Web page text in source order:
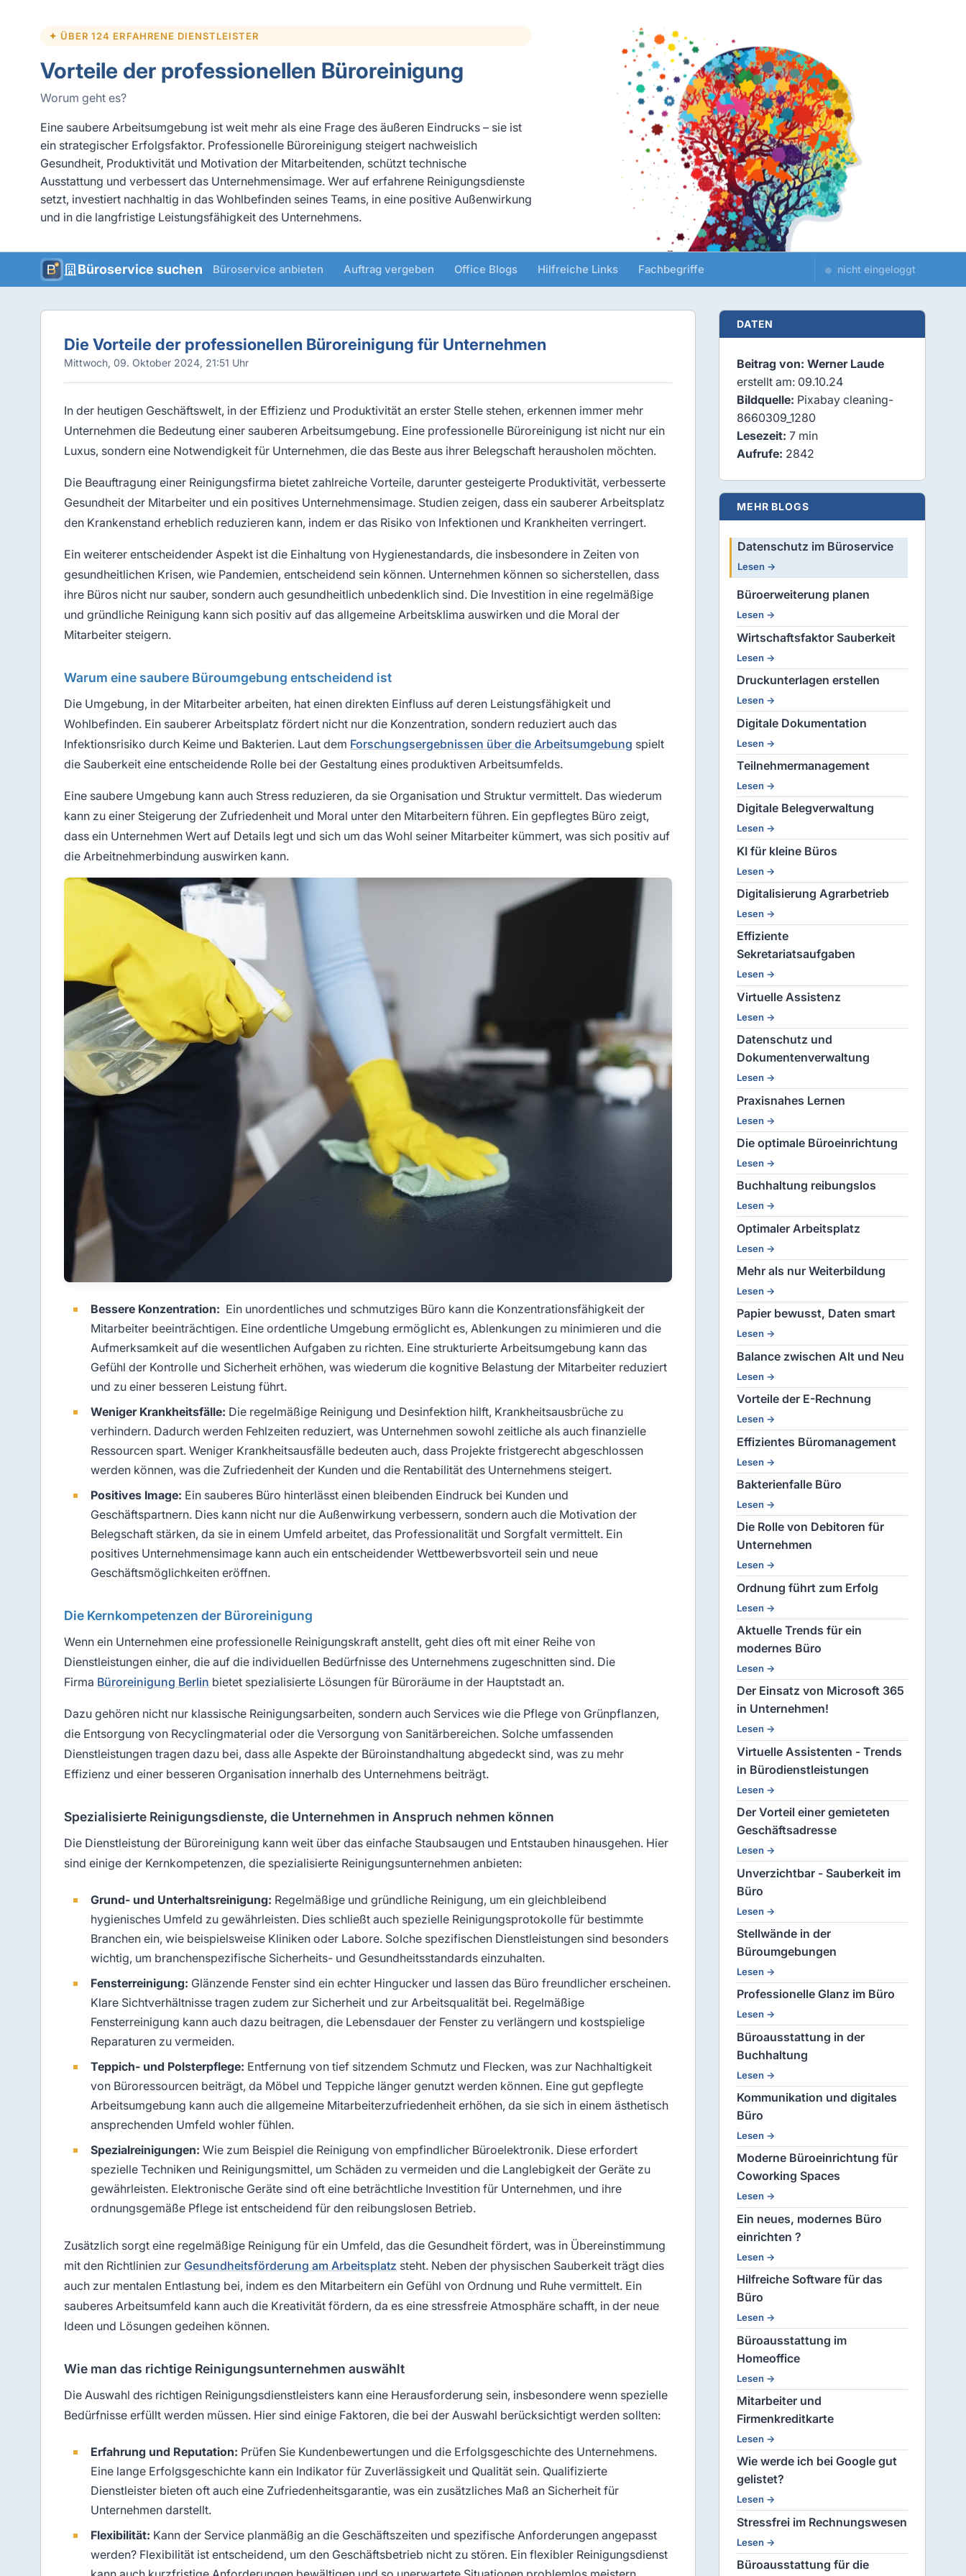
✦ ÜBER 124 ERFAHRENE DIENSTLEISTER
Vorteile der professionellen Büroreinigung
Worum geht es?
Eine saubere Arbeitsumgebung ist weit mehr als eine Frage des äußeren Eindrucks – sie ist
ein strategischer Erfolgsfaktor. Professionelle Büroreinigung steigert nachweislich
Gesundheit, Produktivität und Motivation der Mitarbeitenden, schützt technische
Ausstattung und verbessert das Unternehmensimage. Wer auf erfahrene Reinigungsdienste
setzt, investiert nachhaltig in das Wohlbefinden seines Teams, in eine positive Außenwirkung
und in die langfristige Leistungsfähigkeit des Unternehmens.
Büroservice suchen Büroservice anbieten Auftrag vergeben Office Blogs Hilfreiche Links Fachbegriffe nicht eingeloggt
Die Vorteile der professionellen Büroreinigung für Unternehmen
Mittwoch, 09. Oktober 2024, 21:51 Uhr
In der heutigen Geschäftswelt, in der Effizienz und Produktivität an erster Stelle stehen, erkennen immer mehr
Unternehmen die Bedeutung einer sauberen Arbeitsumgebung. Eine professionelle Büroreinigung ist nicht nur ein
Luxus, sondern eine Notwendigkeit für Unternehmen, die das Beste aus ihrer Belegschaft herausholen möchten.
Die Beauftragung einer Reinigungsfirma bietet zahlreiche Vorteile, darunter gesteigerte Produktivität, verbesserte
Gesundheit der Mitarbeiter und ein positives Unternehmensimage. Studien zeigen, dass ein sauberer Arbeitsplatz
den Krankenstand erheblich reduzieren kann, indem er das Risiko von Infektionen und Krankheiten verringert.
Ein weiterer entscheidender Aspekt ist die Einhaltung von Hygienestandards, die insbesondere in Zeiten von
gesundheitlichen Krisen, wie Pandemien, entscheidend sein können. Unternehmen können so sicherstellen, dass
ihre Büros nicht nur sauber, sondern auch gesundheitlich unbedenklich sind. Die Investition in eine regelmäßige
und gründliche Reinigung kann sich positiv auf das allgemeine Arbeitsklima auswirken und die Moral der
Mitarbeiter steigern.
Warum eine saubere Büroumgebung entscheidend ist
Die Umgebung, in der Mitarbeiter arbeiten, hat einen direkten Einfluss auf deren Leistungsfähigkeit und
Wohlbefinden. Ein sauberer Arbeitsplatz fördert nicht nur die Konzentration, sondern reduziert auch das
Infektionsrisiko durch Keime und Bakterien. Laut dem Forschungsergebnissen über die Arbeitsumgebung spielt
die Sauberkeit eine entscheidende Rolle bei der Gestaltung eines produktiven Arbeitsumfelds.
Eine saubere Umgebung kann auch Stress reduzieren, da sie Organisation und Struktur vermittelt. Das wiederum
kann zu einer Steigerung der Zufriedenheit und Moral unter den Mitarbeitern führen. Ein gepflegtes Büro zeigt,
dass ein Unternehmen Wert auf Details legt und sich um das Wohl seiner Mitarbeiter kümmert, was sich positiv auf
die Arbeitnehmerbindung auswirken kann.
Bessere Konzentration: Ein unordentliches und schmutziges Büro kann die Konzentrationsfähigkeit der
Mitarbeiter beeinträchtigen. Eine ordentliche Umgebung ermöglicht es, Ablenkungen zu minimieren und die
Aufmerksamkeit auf die wesentlichen Aufgaben zu richten. Eine strukturierte Arbeitsumgebung kann das
Gefühl der Kontrolle und Sicherheit erhöhen, was wiederum die kognitive Belastung der Mitarbeiter reduziert
und zu einer besseren Leistung führt.
Weniger Krankheitsfälle: Die regelmäßige Reinigung und Desinfektion hilft, Krankheitsausbrüche zu
verhindern. Dadurch werden Fehlzeiten reduziert, was Unternehmen sowohl zeitliche als auch finanzielle
Ressourcen spart. Weniger Krankheitsausfälle bedeuten auch, dass Projekte fristgerecht abgeschlossen
werden können, was die Zufriedenheit der Kunden und die Rentabilität des Unternehmens steigert.
Positives Image: Ein sauberes Büro hinterlässt einen bleibenden Eindruck bei Kunden und
Geschäftspartnern. Dies kann nicht nur die Außenwirkung verbessern, sondern auch die Motivation der
Belegschaft stärken, da sie in einem Umfeld arbeitet, das Professionalität und Sorgfalt vermittelt. Ein
positives Unternehmensimage kann auch ein entscheidender Wettbewerbsvorteil sein und neue
Geschäftsmöglichkeiten eröffnen.
Die Kernkompetenzen der Büroreinigung
Wenn ein Unternehmen eine professionelle Reinigungskraft anstellt, geht dies oft mit einer Reihe von
Dienstleistungen einher, die auf die individuellen Bedürfnisse des Unternehmens zugeschnitten sind. Die
Firma Büroreinigung Berlin bietet spezialisierte Lösungen für Büroräume in der Hauptstadt an.
Dazu gehören nicht nur klassische Reinigungsarbeiten, sondern auch Services wie die Pflege von Grünpflanzen,
die Entsorgung von Recyclingmaterial oder die Versorgung von Sanitärbereichen. Solche umfassenden
Dienstleistungen tragen dazu bei, dass alle Aspekte der Büroinstandhaltung abgedeckt sind, was zu mehr
Effizienz und einer besseren Organisation innerhalb des Unternehmens beiträgt.
Spezialisierte Reinigungsdienste, die Unternehmen in Anspruch nehmen können
Die Dienstleistung der Büroreinigung kann weit über das einfache Staubsaugen und Entstauben hinausgehen. Hier
sind einige der Kernkompetenzen, die spezialisierte Reinigungsunternehmen anbieten:
Grund- und Unterhaltsreinigung: Regelmäßige und gründliche Reinigung, um ein gleichbleibend
hygienisches Umfeld zu gewährleisten. Dies schließt auch spezielle Reinigungsprotokolle für bestimmte
Branchen ein, wie beispielsweise Kliniken oder Labore. Solche spezifischen Dienstleistungen sind besonders
wichtig, um branchenspezifische Sicherheits- und Gesundheitsstandards einzuhalten.
Fensterreinigung: Glänzende Fenster sind ein echter Hingucker und lassen das Büro freundlicher erscheinen.
Klare Sichtverhältnisse tragen zudem zur Sicherheit und zur Arbeitsqualität bei. Regelmäßige
Fensterreinigung kann auch dazu beitragen, die Lebensdauer der Fenster zu verlängern und kostspielige
Reparaturen zu vermeiden.
Teppich- und Polsterpflege: Entfernung von tief sitzendem Schmutz und Flecken, was zur Nachhaltigkeit
von Büroressourcen beiträgt, da Möbel und Teppiche länger genutzt werden können. Eine gut gepflegte
Arbeitsumgebung kann auch die allgemeine Mitarbeiterzufriedenheit erhöhen, da sie sich in einem ästhetisch
ansprechenden Umfeld wohler fühlen.
Spezialreinigungen: Wie zum Beispiel die Reinigung von empfindlicher Büroelektronik. Diese erfordert
spezielle Techniken und Reinigungsmittel, um Schäden zu vermeiden und die Langlebigkeit der Geräte zu
gewährleisten. Elektronische Geräte sind oft eine beträchtliche Investition für Unternehmen, und ihre
ordnungsgemäße Pflege ist entscheidend für den reibungslosen Betrieb.
Zusätzlich sorgt eine regelmäßige Reinigung für ein Umfeld, das die Gesundheit fördert, was in Übereinstimmung
mit den Richtlinien zur Gesundheitsförderung am Arbeitsplatz steht. Neben der physischen Sauberkeit trägt dies
auch zur mentalen Entlastung bei, indem es den Mitarbeitern ein Gefühl von Ordnung und Ruhe vermittelt. Ein
sauberes Arbeitsumfeld kann auch die Kreativität fördern, da es eine stressfreie Atmosphäre schafft, in der neue
Ideen und Lösungen gedeihen können.
Wie man das richtige Reinigungsunternehmen auswählt
Die Auswahl des richtigen Reinigungsdienstleisters kann eine Herausforderung sein, insbesondere wenn spezielle
Bedürfnisse erfüllt werden müssen. Hier sind einige Faktoren, die bei der Auswahl berücksichtigt werden sollten:
Erfahrung und Reputation: Prüfen Sie Kundenbewertungen und die Erfolgsgeschichte des Unternehmens.
Eine lange Erfolgsgeschichte kann ein Indikator für Zuverlässigkeit und Qualität sein. Qualifizierte
Dienstleister bieten oft auch eine Zufriedenheitsgarantie, was ein zusätzliches Maß an Sicherheit für
Unternehmen darstellt.
Flexibilität: Kann der Service planmäßig an die Geschäftszeiten und spezifische Anforderungen angepasst
werden? Flexibilität ist entscheidend, um den Geschäftsbetrieb nicht zu stören. Ein flexibler Reinigungsdienst
DATEN
Beitrag von: Werner Laude
erstellt am: 09.10.24
Bildquelle: Pixabay cleaning-
8660309_1280
Lesezeit: 7 min
Aufrufe: 2842
MEHR BLOGS
Datenschutz im Büroservice
Lesen →
Büroerweiterung planen
Lesen →
Wirtschaftsfaktor Sauberkeit
Lesen →
Druckunterlagen erstellen
Lesen →
Digitale Dokumentation
Lesen →
Teilnehmermanagement
Lesen →
Digitale Belegverwaltung
Lesen →
KI für kleine Büros
Lesen →
Digitalisierung Agrarbetrieb
Lesen →
Effiziente
Sekretariatsaufgaben
Lesen →
Virtuelle Assistenz
Lesen →
Datenschutz und
Dokumentenverwaltung
Lesen →
Praxisnahes Lernen
Lesen →
Die optimale Büroeinrichtung
Lesen →
Buchhaltung reibungslos
Lesen →
Optimaler Arbeitsplatz
Lesen →
Mehr als nur Weiterbildung
Lesen →
Papier bewusst, Daten smart
Lesen →
Balance zwischen Alt und Neu
Lesen →
Vorteile der E-Rechnung
Lesen →
Effizientes Büromanagement
Lesen →
Bakterienfalle Büro
Lesen →
Die Rolle von Debitoren für
Unternehmen
Lesen →
Ordnung führt zum Erfolg
Lesen →
Aktuelle Trends für ein
modernes Büro
Lesen →
Der Einsatz von Microsoft 365
in Unternehmen!
Lesen →
Virtuelle Assistenten - Trends
in Bürodienstleistungen
Lesen →
Der Vorteil einer gemieteten
Geschäftsadresse
Lesen →
Unverzichtbar - Sauberkeit im
Büro
Lesen →
Stellwände in der
Büroumgebungen
Lesen →
Professionelle Glanz im Büro
Lesen →
Büroausstattung in der
Buchhaltung
Lesen →
Kommunikation und digitales
Büro
Lesen →
Moderne Büroeinrichtung für
Coworking Spaces
Lesen →
Ein neues, modernes Büro
einrichten ?
Lesen →
Hilfreiche Software für das
Büro
Lesen →
Büroausstattung im
Homeoffice
Lesen →
Mitarbeiter und
Firmenkreditkarte
Lesen →
Wie werde ich bei Google gut
gelistet?
Lesen →
Stressfrei im Rechnungswesen
Lesen →
Büroausstattung für die